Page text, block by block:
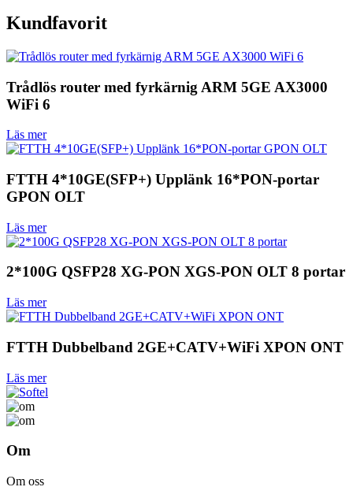
Kundfavorit
Trådlös router med fyrkärnig ARM 5GE AX3000
WiFi 6
Läs mer
FTTH 4*10GE(SFP+) Upplänk 16*PON-portar
GPON OLT
Läs mer
2*100G QSFP28 XG-PON XGS-PON OLT 8 portar
Läs mer
FTTH Dubbelband 2GE+CATV+WiFi XPON ONT
Läs mer
Om
Om oss